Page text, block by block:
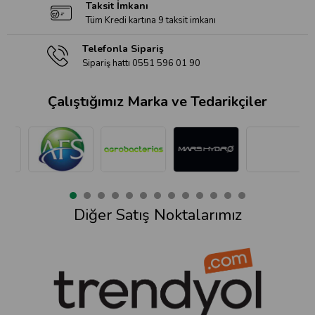
Taksit İmkanı
Tüm Kredi kartına 9 taksit imkanı
Telefonla Sipariş
Sipariş hattı 0551 596 01 90
Çalıştığımız Marka ve Tedarikçiler
Diğer Satış Noktalarımız